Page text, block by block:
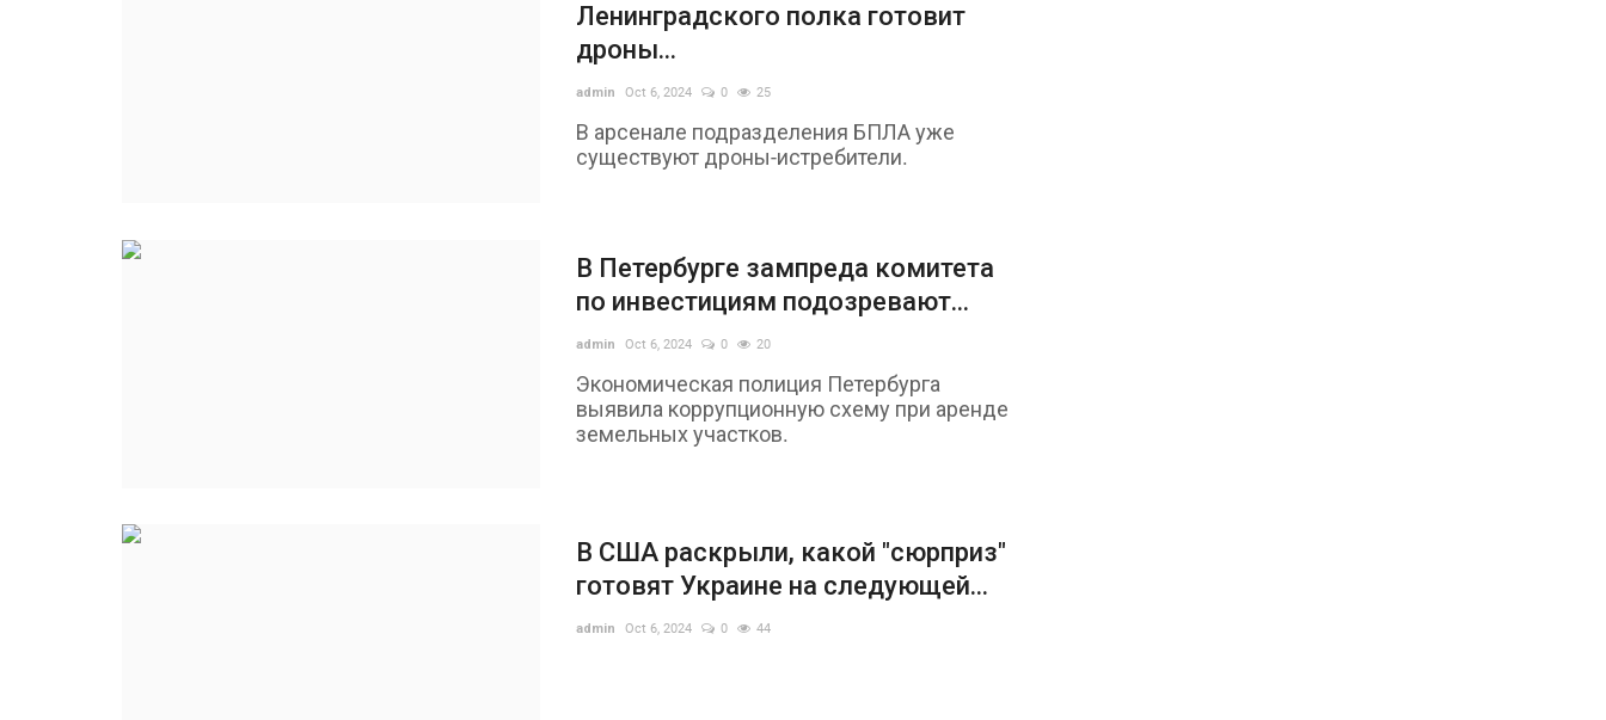
Ленинградского полка готовит
дроны...
admin Oct 6, 2024 0 25
В арсенале подразделения БПЛА уже
существуют дроны-истребители.
В Петербурге зампреда комитета
по инвестициям подозревают...
admin Oct 6, 2024 0 20
Экономическая полиция Петербурга
выявила коррупционную схему при аренде
земельных участков.
В США раскрыли, какой "сюрприз"
готовят Украине на следующей...
admin Oct 6, 2024 0 44